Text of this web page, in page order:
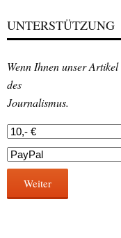
UNTERSTÜTZUNG
Wenn Ihnen unser
des
Journalismus.
Weiter